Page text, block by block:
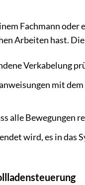
Fachmann oder
Arbeiten hast.
Verkabelung
mit
alle Bewegungen
wird, es in das